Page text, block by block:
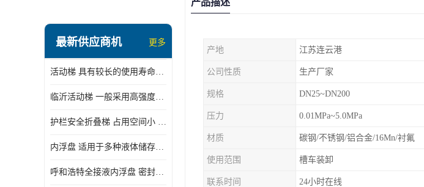
顶部装卸车鹤管
液氨液化气鹤管
定量装车系统
最新供应商机 更多
活动梯 具有较长的使用寿命和耐用性 一般采用高强度材料制造
临沂活动梯 一般采用高强度材料制造 可以用于多种不同的任务
护栏安全折叠梯 占用空间小 方便存放和搬运
内浮盘 适用于多种液体储存和运输 能够降低运输成本和维护成本
呼和浩特全接液内浮盘 密封性能好 有效保护液体质量
产品描述
产地 江苏连云港
公司性质 生产厂家
规格 DN25~DN200
压力 0.01MPa~5.0MPa
材质 碳钢/不锈钢/铝合金/16Mn/衬氟
使用范围 槽车装卸
联系时间 24小时在线